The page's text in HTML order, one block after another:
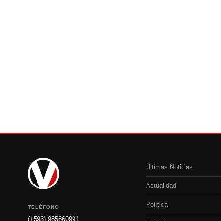
TELÉFONO
(+593) 985860991
Últimas Noticias
Actualidad
Política